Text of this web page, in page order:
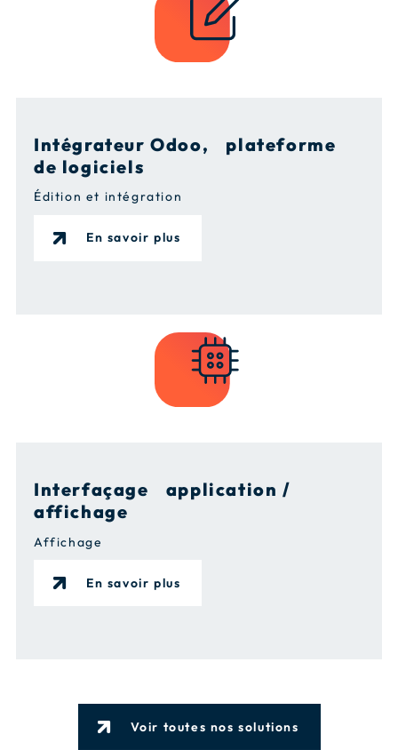
Intégrateur Odoo, plateforme
de logiciels
Édition et intégration
En savoir plus
Interfaçage application /
affichage
Affichage
En savoir plus
Voir toutes nos solutions